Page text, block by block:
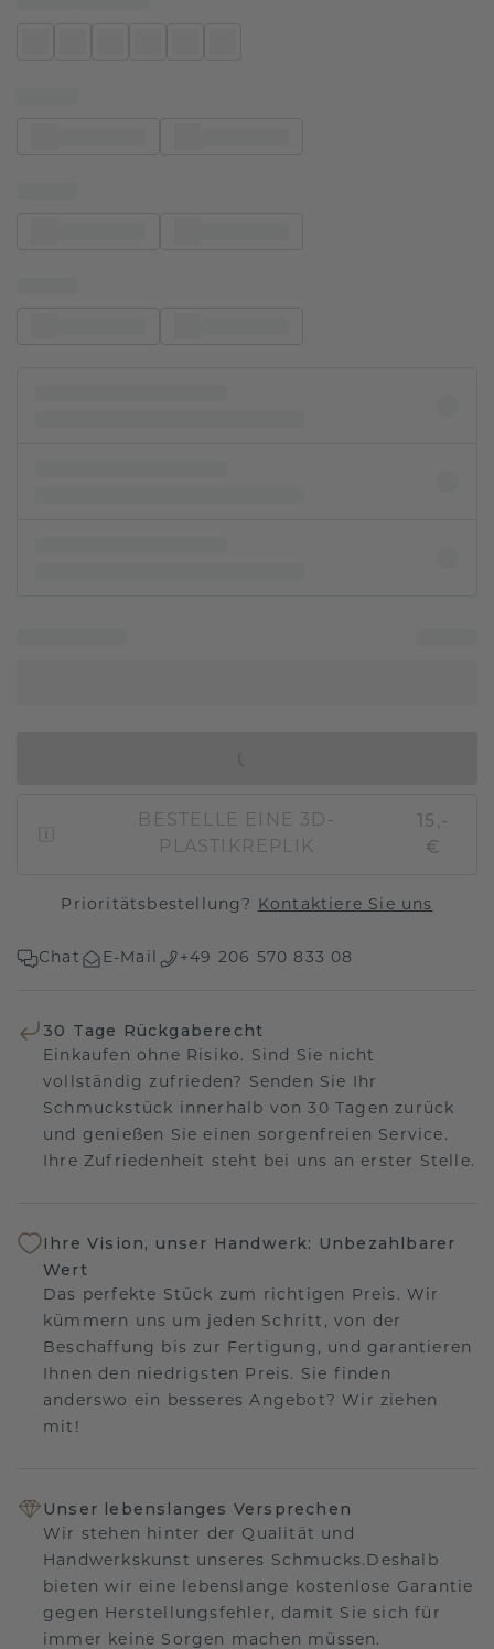
BESTELLE EINE 3D-
PLASTIKREPLIK
15,-
€
Prioritätsbestellung? Kontaktiere Sie uns
Chat E-Mail +49 206 570 833 08
30 Tage Rückgaberecht
Einkaufen ohne Risiko. Sind Sie nicht
vollständig zufrieden? Senden Sie Ihr
Schmuckstück innerhalb von 30 Tagen zurück
und genießen Sie einen sorgenfreien Service.
Ihre Zufriedenheit steht bei uns an erster Stelle.
Ihre Vision, unser Handwerk: Unbezahlbarer
Wert
Das perfekte Stück zum richtigen Preis. Wir
kümmern uns um jeden Schritt, von der
Beschaffung bis zur Fertigung, und garantieren
Ihnen den niedrigsten Preis. Sie finden
anderswo ein besseres Angebot? Wir ziehen
mit!
Unser lebenslanges Versprechen
Wir stehen hinter der Qualität und
Handwerkskunst unseres Schmucks.Deshalb
bieten wir eine lebenslange kostenlose Garantie
gegen Herstellungsfehler, damit Sie sich für
immer keine Sorgen machen müssen.